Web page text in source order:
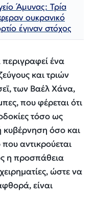
Άμυνας: Τρία
ουκρανικό
έγιναν στόχος
περιγραφεί ένα
και τριών
των Βαέλ Χάνα,
που φέρεται ότι
τόσο ως
κυβέρνηση όσο και
αντικρούεται
η προσπάθεια
ώστε να
είναι